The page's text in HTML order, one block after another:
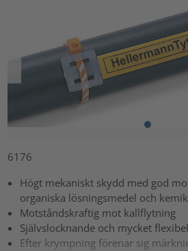
6176
Högt mekaniskt skydd med god
organiska lösningsmedel och
Motståndskraftig mot kallflytning
Självslocknande och mycket flexibel
Efter krympning förenar sig